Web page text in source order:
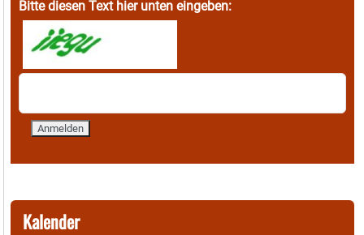
Bitte diesen Text hier unten eingeben:
Kalender